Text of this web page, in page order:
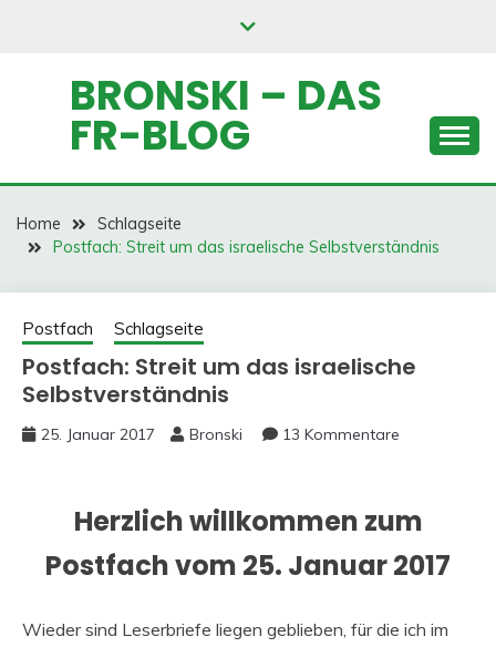
BRONSKI – DAS
FR-BLOG
Home
Schlagseite
Postfach: Streit um das israelische Selbstverständnis
Postfach Schlagseite
Postfach: Streit um das israelische
Selbstverständnis
25. Januar 2017 Bronski 13 Kommentare
Herzlich willkommen zum
Postfach vom 25. Januar 2017
Wieder sind Leserbriefe liegen geblieben, für die ich im